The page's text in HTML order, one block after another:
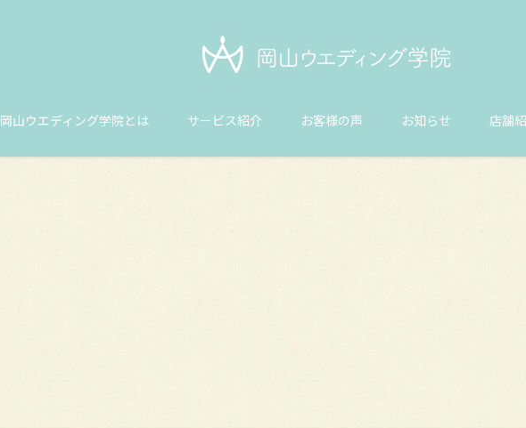
岡山ウエディング学院とは サービス紹介 お客様の声 お知らせ 店舗